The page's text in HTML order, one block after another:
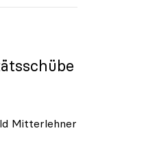
Mitterlehner